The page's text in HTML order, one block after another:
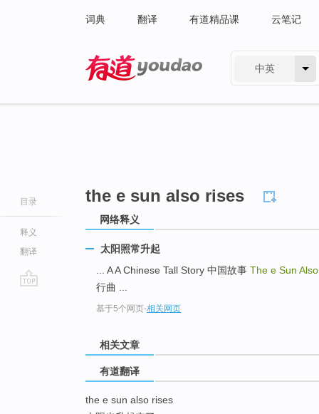
词典 翻译 有道精品课 云笔记
中英
目录
释义
翻译
the e sun also rises
网络释义
太阳照常升起
... A A Chinese Tall Story 中国故事 The e Sun
行曲 ...
基于5个网页-相关网页
相关文章
有道翻译
the e sun also rises